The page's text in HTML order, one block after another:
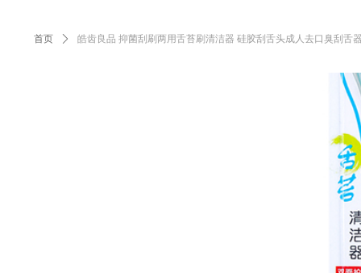
首页 ꄲ 皓齿良品 抑菌刮刷两用舌苔刷清洁器 硅胶刮舌头成人去口臭刮舌